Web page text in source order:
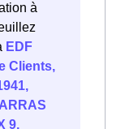
à
EDF
Clients,
9,